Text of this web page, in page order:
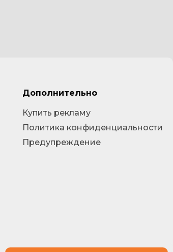
Дополнительно
Купить рекламу
Политика конфиденциальности
Предупреждение